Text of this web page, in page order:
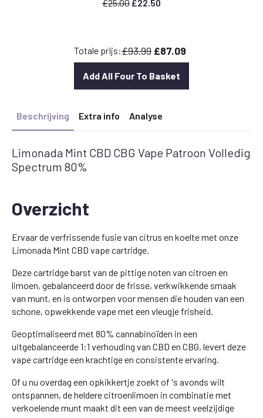
£25.00 £22.50
Totale prijs:£93.99 £87.09
Add All Four To Basket
Beschrijving Extra info Analyse
Limonada Mint CBD CBG Vape Patroon Volledig
Spectrum 80%
Overzicht
Ervaar de verfrissende fusie van citrus en koelte met onze
Limonada Mint CBD vape cartridge.
Deze cartridge barst van de pittige noten van citroen en
limoen, gebalanceerd door de frisse, verkwikkende smaak
van munt, en is ontworpen voor mensen die houden van een
schone, opwekkende vape met een vleugje frisheid.
Geoptimaliseerd met 80% cannabinoïden in een
uitgebalanceerde 1:1 verhouding van CBD en CBG, levert deze
vape cartridge een krachtige en consistente ervaring.
Of u nu overdag een opkikkertje zoekt of 's avonds wilt
ontspannen, de heldere citroenlimoen in combinatie met
verkoelende munt maakt dit een van de meest veelzijdige